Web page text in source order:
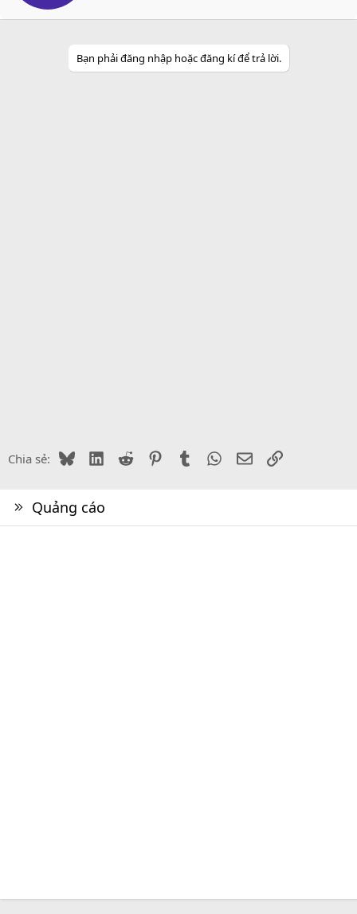
n
Bạn phải đăng nhập hoặc đăng kí để trả lời.
Chia sẻ: BlueskyLinkedIn
Reddit PinterestTumblr WhatsApp
EmailLink
Quảng cáo